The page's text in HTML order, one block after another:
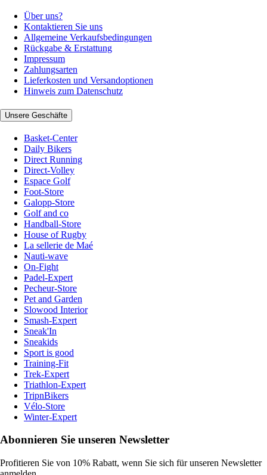
Über uns?
Kontaktieren Sie uns
Allgemeine Verkaufsbedingungen
Rückgabe & Erstattung
Impressum
Zahlungsarten
Lieferkosten und Versandoptionen
Hinweis zum Datenschutz
Unsere Geschäfte
Basket-Center
Daily Bikers
Direct Running
Direct-Volley
Espace Golf
Foot-Store
Galopp-Store
Golf and co
Handball-Store
House of Rugby
La sellerie de Maé
Nauti-wave
On-Fight
Padel-Expert
Pecheur-Store
Pet and Garden
Slowood Interior
Smash-Expert
Sneak'In
Sneakids
Sport is good
Training-Fit
Trek-Expert
Triathlon-Expert
TripnBikers
Vélo-Store
Winter-Expert
Abonnieren Sie unseren Newsletter
Profitieren Sie von 10% Rabatt, wenn Sie sich für unseren Newsletter